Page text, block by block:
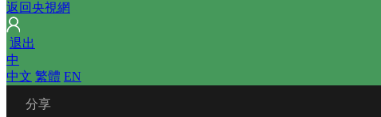
返回央視網
退出
中
中文 繁體 EN
分享